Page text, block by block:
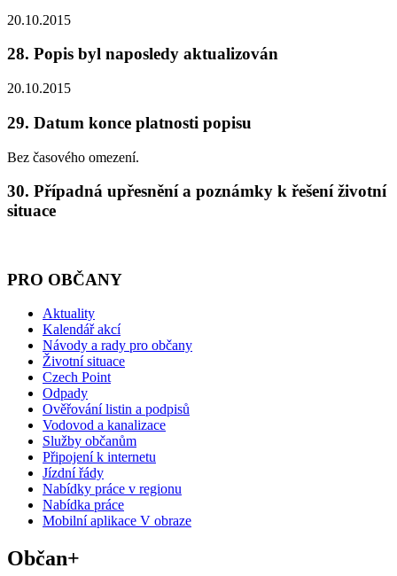
20.10.2015
28. Popis byl naposledy aktualizován
20.10.2015
29. Datum konce platnosti popisu
Bez časového omezení.
30. Případná upřesnění a poznámky k řešení životní
situace
PRO OBČANY
Aktuality
Kalendář akcí
Návody a rady pro občany
Životní situace
Czech Point
Odpady
Ověřování listin a podpisů
Vodovod a kanalizace
Služby občanům
Připojení k internetu
Jízdní řády
Nabídky práce v regionu
Nabídka práce
Mobilní aplikace V obraze
Občan+